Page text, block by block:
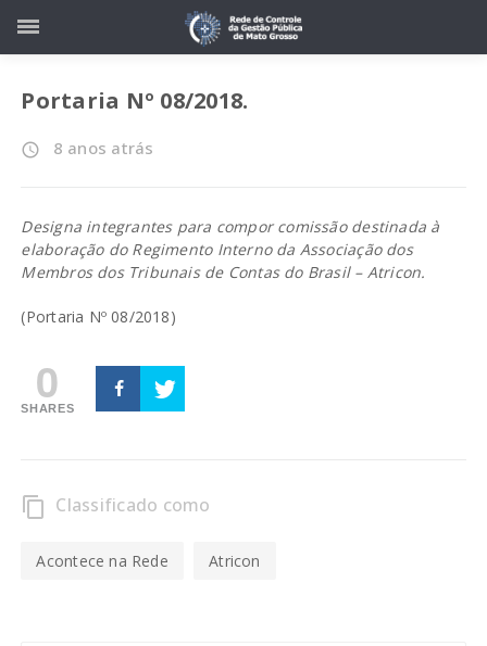
Portaria Nº 08/2018.
access_time 8 anos atrás
Designa integrantes para compor comissão destinada à
elaboração do Regimento Interno da Associação dos
Membros dos Tribunais de Contas do Brasil – Atricon.
(Portaria Nº 08/2018)
0
SHARES
content_copy Classificado como
Acontece na Rede Atricon